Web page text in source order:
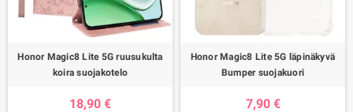
Honor Magic8 Lite 5G ruusukulta
koira suojakotelo
18,90 €
Honor Magic8 Lite 5G läpinäkyvä
Bumper suojakuori
7,90 €